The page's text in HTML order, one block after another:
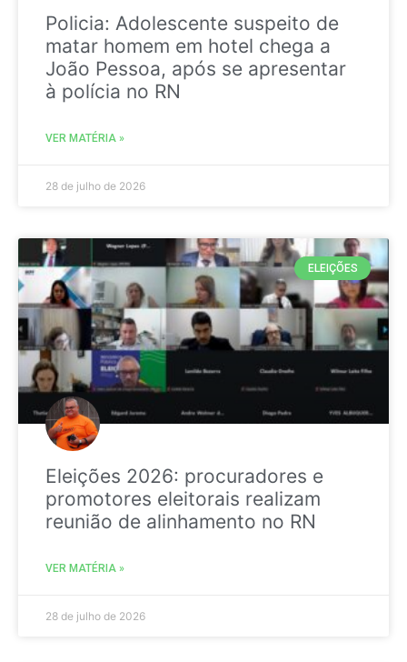
Policia: Adolescente suspeito de
matar homem em hotel chega a
João Pessoa, após se apresentar
à polícia no RN
VER MATÉRIA »
28 de julho de 2026
ELEIÇÕES
Eleições 2026: procuradores e
promotores eleitorais realizam
reunião de alinhamento no RN
VER MATÉRIA »
28 de julho de 2026